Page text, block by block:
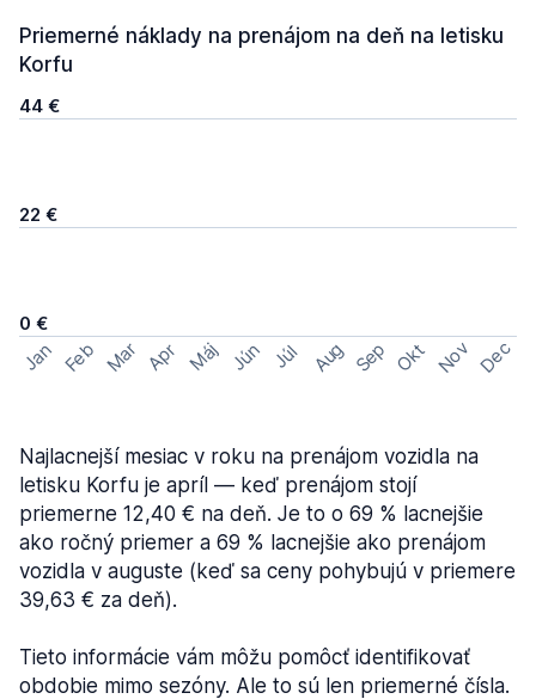
Priemerné náklady na prenájom na deň na letisku
Korfu
44 €
22 €
0 €
Jan Feb Mar Apr Máj Jún Júl Aug Sep Okt Nov Dec
Najlacnejší mesiac v roku na prenájom vozidla na
letisku Korfu je apríl — keď prenájom stojí
priemerne 12,40 € na deň. Je to o 69 % lacnejšie
ako ročný priemer a 69 % lacnejšie ako prenájom
vozidla v auguste (keď sa ceny pohybujú v priemere
39,63 € za deň).
Tieto informácie vám môžu pomôcť identifikovať
obdobie mimo sezóny. Ale to sú len priemerné čísla.